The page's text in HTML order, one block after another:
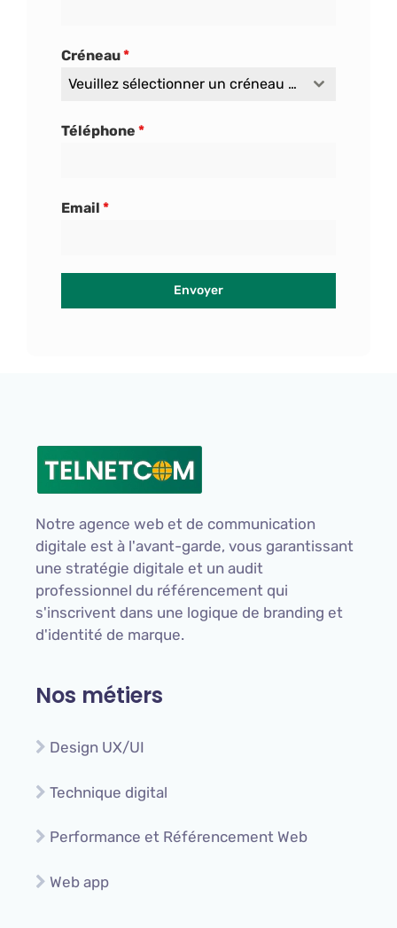
Créneau*
Veuillez sélectionner un créneau horaire
Téléphone *
Email *
Envoyer
Notre agence web et de communication
digitale est à l'avant-garde, vous garantissant
une stratégie digitale et un audit
professionnel du référencement qui
s'inscrivent dans une logique de branding et
d'identité de marque.
Nos métiers
Design UX/UI
Technique digital
Performance et Référencement Web
Web app